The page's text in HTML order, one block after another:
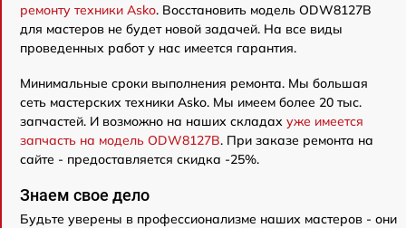
ремонту техники Asko. Восстановить модель ODW8127B
для мастеров не будет новой задачей. На все виды
проведенных работ у нас имеется гарантия.
Минимальные сроки выполнения ремонта. Мы большая
сеть мастерских техники Asko. Мы имеем более 20 тыс.
запчастей. И возможно на наших складах уже имеется
запчасть на модель ODW8127B. При заказе ремонта на
сайте - предоставляется скидка -25%.
Знаем свое дело
Будьте уверены в профессионализме наших мастеров - они